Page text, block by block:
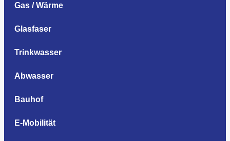
Gas / Wärme
Glasfaser
Trinkwasser
Abwasser
Bauhof
E-Mobilität